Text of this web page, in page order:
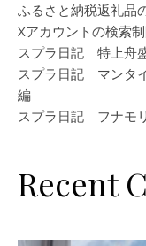
ふるさと納税返礼品
Xアカウントの検索
スプラ日記 特上舟
スプラ日記 マンタ
編
スプラ日記 フナモ
Recent